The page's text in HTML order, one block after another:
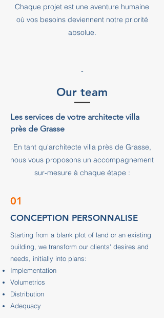
Chaque projet est une aventure humaine
où vos besoins deviennent notre priorité
absolue.
-
Our team
Les services de votre architecte villa
près de Grasse
En tant qu'architecte villa près de Grasse,
nous vous proposons un accompagnement
sur-mesure à chaque étape :
01
CONCEPTION PERSONNALISE
Starting from a blank plot of land or an existing
building, we transform our clients' desires and
needs, initially into plans:
Implementation
Volumetrics
Distribution
Adequacy